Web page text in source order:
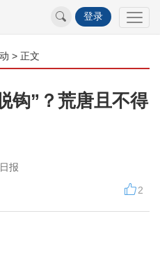
登录
> 正文
钩”？荒唐且不得
报
2